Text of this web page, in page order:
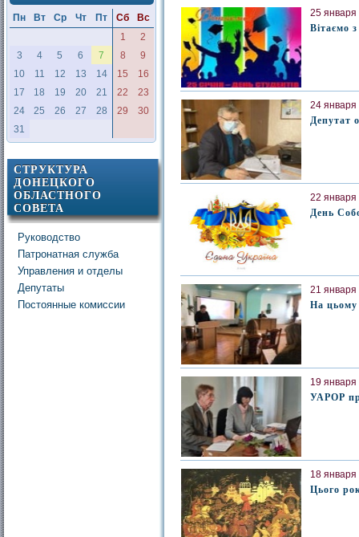
Пн Вт Ср Чт Пт Сб
Вс
1
2
3
4 5 6 7 8
9
10
11 12 13 14 15
16
17
18 19 20 21 22
23
24
25 26 27 28 29
30
31
СТРУКТУРА
ДОНЕЦКОГО
ОБЛАСТНОГО
СОВЕТА
Руководство
Патронатная служба
Управления и отделы
Депутаты
Постоянные комиссии
25 января
Вітаємо
24 января
Депутат
22 января
День
21 января
На цьому
19 января
УАРОР
18 января
Цього